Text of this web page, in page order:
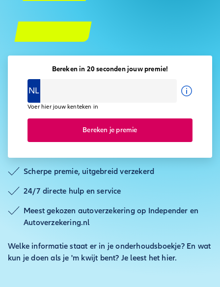
Scherpe premie, uitgebreid verzekerd
24/7 directe hulp en service
Meest gekozen autoverzekering op Independer en
Autoverzekering.nl
Welke informatie staat er in je onderhoudsboekje? En wat
kun je doen als je 'm kwijt bent? Je leest het hier.
Bereken in 20 seconden jouw premie!
NL
Voer hier jouw kenteken in
Bereken je premie